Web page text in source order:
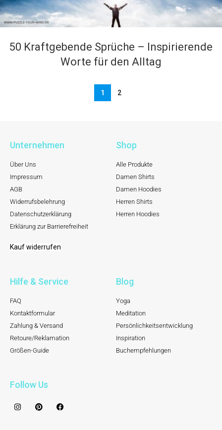
50 Kraftgebende Sprüche – Inspirierende
Worte für den Alltag
1 2
Unternehmen
Über Uns
Impressum
AGB
Widerrufsbelehrung
Datenschutzerklärung
Erklärung zur Barrierefreiheit
Kauf widerrufen
Shop
Alle Produkte
Damen Shirts
Damen Hoodies
Herren Shirts
Herren Hoodies
Hilfe & Service
FAQ
Kontaktformular
Zahlung & Versand
Retoure/Reklamation
Größen-Guide
Blog
Yoga
Meditation
Persönlichkeitsentwicklung
Inspiration
Buchempfehlungen
Follow Us